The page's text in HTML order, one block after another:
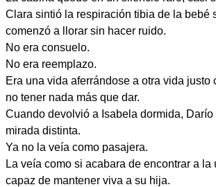
Clara sintió la respiración tibia de la bebé
comenzó a llorar sin hacer ruido.
No era consuelo.
No era reemplazo.
Era una vida aferrándose a otra vida justo
no tener nada más que dar.
Cuando devolvió a Isabela dormida,
mirada distinta.
Ya no la veía como pasajera.
La veía como si acabara de encontrar a la
capaz de mantener viva a su hija.